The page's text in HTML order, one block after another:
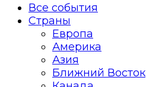
Все события
Страны
Европа
Америка
Азия
Ближний Восток